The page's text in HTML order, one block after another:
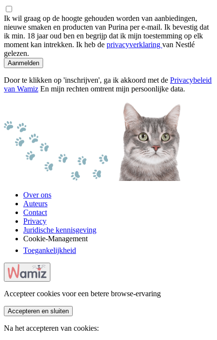
Ik wil graag op de hoogte gehouden worden van aanbiedingen,
nieuwe smaken en producten van Purina per e-mail. Ik bevestig dat
ik min. 18 jaar oud ben en begrijp dat ik mijn toestemming op elk
moment kan intrekken. Ik heb de privacyverklaring van Nestlé
gelezen.
Aanmelden
Door te klikken op 'inschrijven', ga ik akkoord met de Privacybeleid
van Wamiz En mijn rechten omtrent mijn persoonlijke data.
Over ons
Auteurs
Contact
Privacy
Juridische kennisgeving
Cookie-Management
Toegankelijkheid
Accepteer cookies voor een betere browse-ervaring
Accepteren en sluiten
Na het accepteren van cookies: